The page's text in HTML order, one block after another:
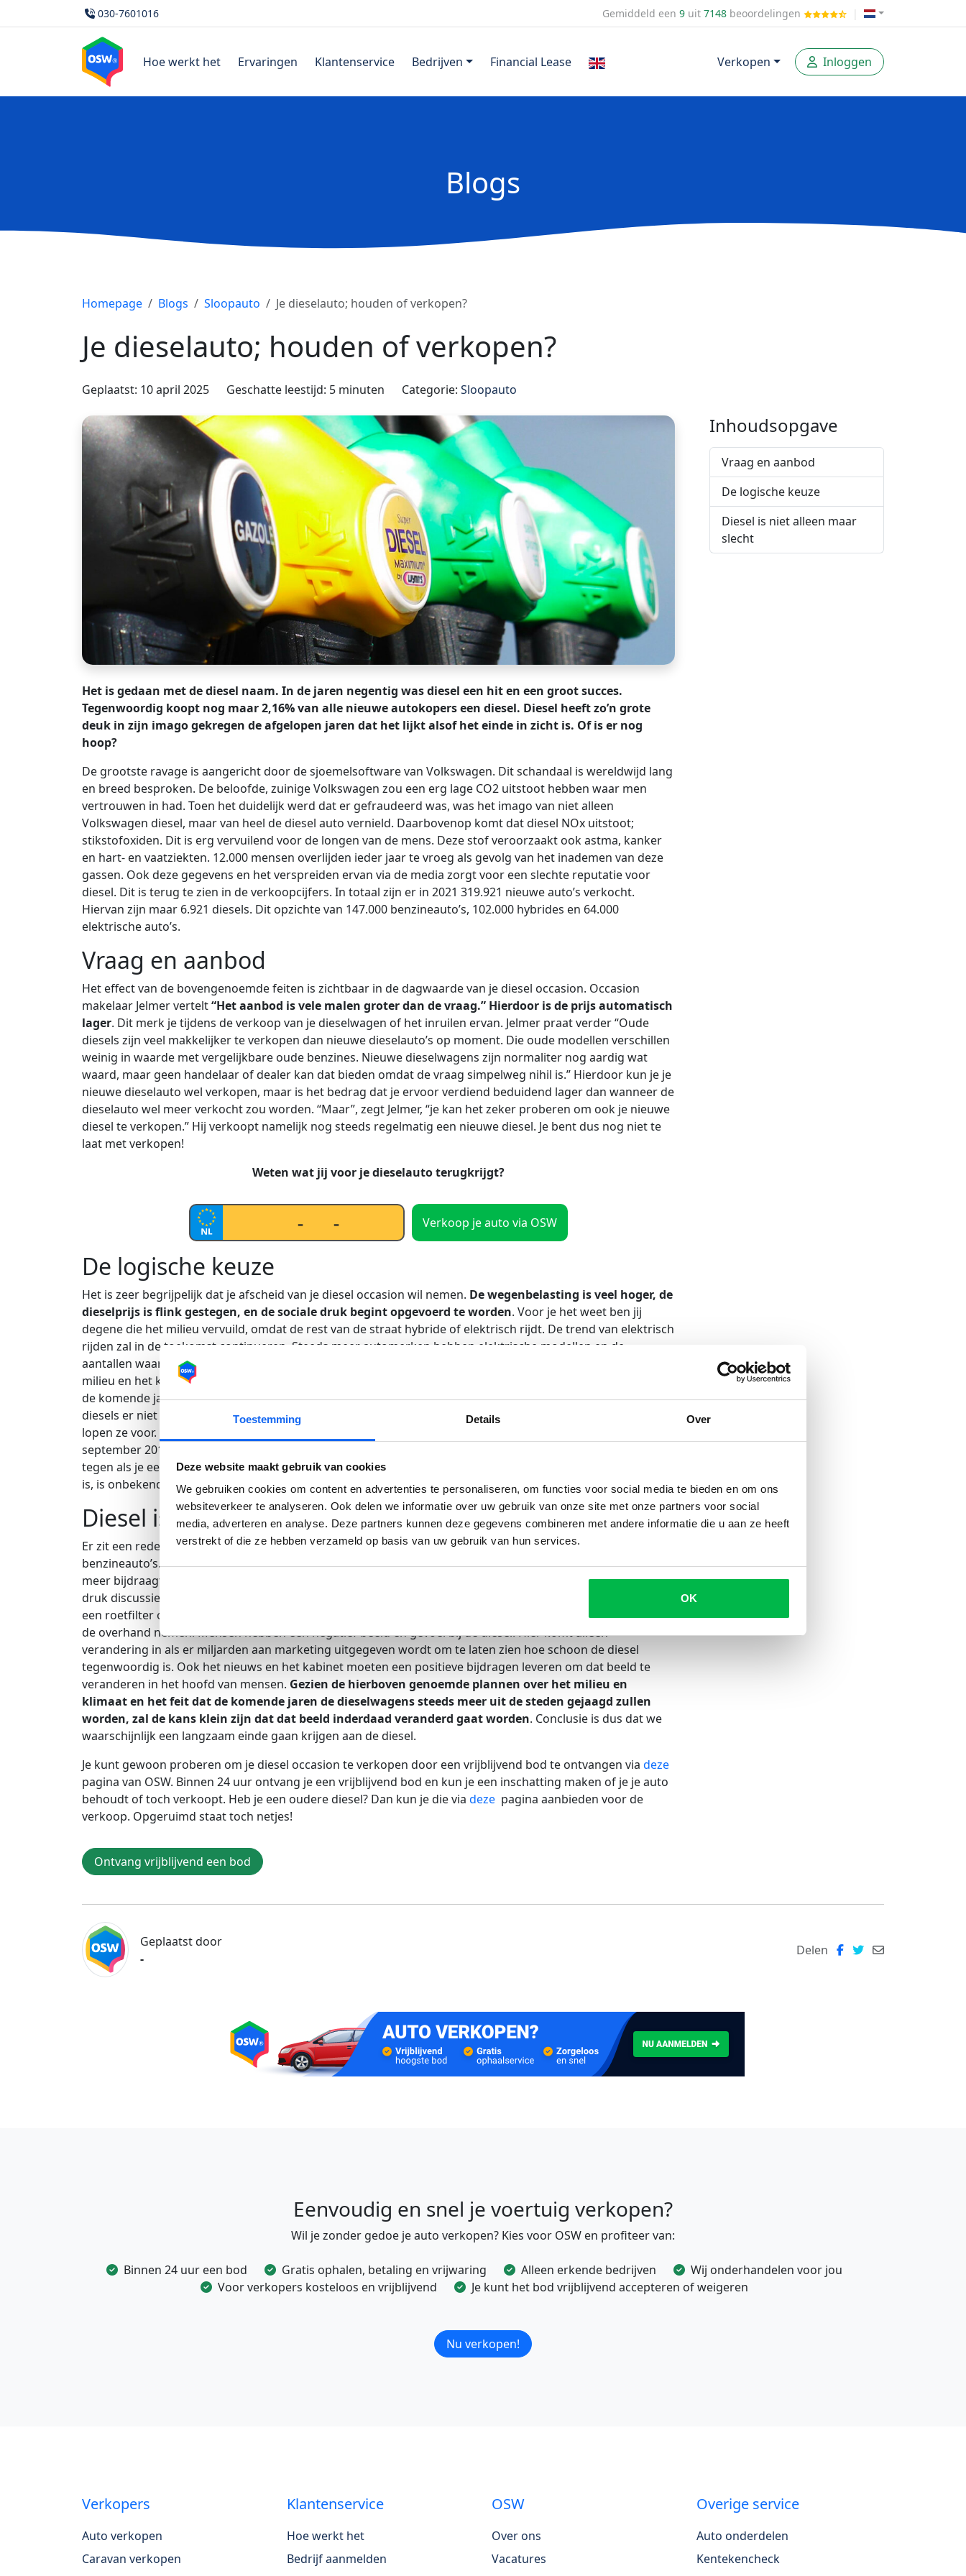
Toestemming Details Over
Deze website maakt gebruik van cookies
We gebruiken cookies om content en advertenties te personaliseren, om functies voor social media te bieden en om ons
websiteverkeer te analyseren. Ook delen we informatie over uw gebruik van onze site met onze partners voor social
media, adverteren en analyse. Deze partners kunnen deze gegevens combineren met andere informatie die u aan ze heeft
verstrekt of die ze hebben verzameld op basis van uw gebruik van hun services.
OK
030-7601016 Gemiddeld een9 uit7148 beoordelingen
Hoe werkt het Ervaringen Klantenservice Bedrijven Financial Lease Verkopen Inloggen
Blogs
Homepage Blogs Sloopauto Je dieselauto; houden of verkopen?
Je dieselauto; houden of verkopen?
Geplaatst: 10 april 2025 Geschatte leestijd: 5 minuten Categorie: Sloopauto
Het is gedaan met de diesel naam. In de jaren negentig was diesel een hit en een groot succes.
Tegenwoordig koopt nog maar 2,16% van alle nieuwe autokopers een diesel. Diesel heeft zo’n grote
deuk in zijn imago gekregen de afgelopen jaren dat het lijkt alsof het einde in zicht is. Of is er nog
hoop?
De grootste ravage is aangericht door de sjoemelsoftware van Volkswagen. Dit schandaal is wereldwijd lang
en breed besproken. De beloofde, zuinige Volkswagen zou een erg lage CO2 uitstoot hebben waar men
vertrouwen in had. Toen het duidelijk werd dat er gefraudeerd was, was het imago van niet alleen
Volkswagen diesel, maar van heel de diesel auto vernield. Daarbovenop komt dat diesel NOx uitstoot;
stikstofoxiden. Dit is erg vervuilend voor de longen van de mens. Deze stof veroorzaakt ook astma, kanker
en hart- en vaatziekten. 12.000 mensen overlijden ieder jaar te vroeg als gevolg van het inademen van deze
gassen. Ook deze gegevens en het verspreiden ervan via de media zorgt voor een slechte reputatie voor
diesel. Dit is terug te zien in de verkoopcijfers. In totaal zijn er in 2021 319.921 nieuwe auto’s verkocht.
Hiervan zijn maar 6.921 diesels. Dit opzichte van 147.000 benzineauto’s, 102.000 hybrides en 64.000
elektrische auto’s.
Vraag en aanbod
Het effect van de bovengenoemde feiten is zichtbaar in de dagwaarde van je diesel occasion. Occasion
makelaar Jelmer vertelt“Het aanbod is vele malen groter dan de vraag.” Hierdoor is de prijs automatisch
lager. Dit merk je tijdens de verkoop van je dieselwagen of het inruilen ervan. Jelmer praat verder “Oude
diesels zijn veel makkelijker te verkopen dan nieuwe dieselauto’s op moment. Die oude modellen verschillen
weinig in waarde met vergelijkbare oude benzines. Nieuwe dieselwagens zijn normaliter nog aardig wat
waard, maar geen handelaar of dealer kan dat bieden omdat de vraag simpelweg nihil is.” Hierdoor kun je je
nieuwe dieselauto wel verkopen, maar is het bedrag dat je ervoor verdiend beduidend lager dan wanneer de
dieselauto wel meer verkocht zou worden. “Maar”, zegt Jelmer, “je kan het zeker proberen om ook je nieuwe
diesel te verkopen.” Hij verkoopt namelijk nog steeds regelmatig een nieuwe diesel. Je bent dus nog niet te
laat met verkopen!
Weten wat jij voor je dieselauto terugkrijgt?
Verkoop je auto via OSW
De logische keuze
Het is zeer begrijpelijk dat je afscheid van je diesel occasion wil nemen. De wegenbelasting is veel hoger, de
dieselprijs is flink gestegen, en de sociale druk begint opgevoerd te worden. Voor je het weet ben jij
degene die het milieu vervuild, omdat de rest van de straat hybride of elektrisch rijdt. De trend van elektrisch
rijden zal in de toekomst continueren. Steeds meer automerken hebben elektrische modellen en de
aantallen waaruit men kan kiezen groeit. Ook wordt er door het kabinet en de EU steeds meer aan het
milieu en het klimaat gedacht. Dit zal in de toekomst alleen maar meer worden gezien de plannen die voor
de komende jaren klaar liggen. Denk hierbij aan steden die milieuzones ingevoerd hebben waardoor oude
diesels er niet meer mogen rijden of parkeren. Deze regels worden om de paar jaar aangescherpt. In België
lopen ze voor. Daar kun je vanaf 2025 in de binnensteden niet meer met een dieselauto ouder dan
september 2014 rijden. Vanaf 2027 kan dat niet meer met een diesel ouder dan 2017. Dat werkt alleen maar
tegen als je een dieselauto hebt. De kans is groot dat Nederland hier ook naartoe gaat. Op welk termijn dat
is, is onbekend.
Diesel is niet alleen maar slecht
Er zit een reden achter dat diesel in de jaren 90 gestimuleerd werd. Diesel stoot minder CO2 uit dan
benzineauto’s. CO2 stimuleert de opwarming van de aarde waardoor men kan stellen dat een benzineauto
meer bijdraagt aan de opwarming dan een diesel. Dat kan een tegenargument zijn zodra je in een sociale
druk discussie terecht raakt. Ook de hedendaagse techniek voor de dieselmotor is enorm verbeterd en er zit
een roetfilter op waardoor de uitstoot gelijk is aan de uitstoot bij benzine. Toch zullen deze twee feiten niet
de overhand nemen. Mensen hebben een negatief beeld en gevoel bij de diesel. Hier komt alleen
verandering in als er miljarden aan marketing uitgegeven wordt om te laten zien hoe schoon de diesel
tegenwoordig is. Ook het nieuws en het kabinet moeten een positieve bijdragen leveren om dat beeld te
veranderen in het hoofd van mensen. Gezien de hierboven genoemde plannen over het milieu en
klimaat en het feit dat de komende jaren de dieselwagens steeds meer uit de steden gejaagd zullen
worden, zal de kans klein zijn dat dat beeld inderdaad veranderd gaat worden. Conclusie is dus dat we
waarschijnlijk een langzaam einde gaan krijgen aan de diesel.
Je kunt gewoon proberen om je diesel occasion te verkopen door een vrijblijvend bod te ontvangen via deze
pagina van OSW. Binnen 24 uur ontvang je een vrijblijvend bod en kun je een inschatting maken of je je auto
behoudt of toch verkoopt. Heb je een oudere diesel? Dan kun je die via deze pagina aanbieden voor de
verkoop. Opgeruimd staat toch netjes!
Ontvang vrijblijvend een bod
Inhoudsopgave
Vraag en aanbod
De logische keuze
Diesel is niet alleen maar
slecht
Geplaatst door
-
Delen
Eenvoudig en snel je voertuig verkopen?
Wil je zonder gedoe je auto verkopen? Kies voor OSW en profiteer van:
Binnen 24 uur een bod Gratis ophalen, betaling en vrijwaring Alleen erkende bedrijven
Wij onderhandelen voor jou
Voor verkopers kosteloos en vrijblijvend
Je kunt het bod vrijblijvend accepteren of weigeren
Nu verkopen!
Verkopers
Auto verkopen
Caravan verkopen
Klantenservice
Hoe werkt het
Bedrijf aanmelden
OSW
Over ons
Vacatures
Overige service
Auto onderdelen
Kentekencheck